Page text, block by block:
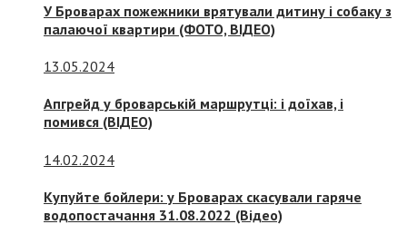
У Броварах пожежники врятували дитину і собаку з
палаючої квартири (ФОТО, ВІДЕО)
13.05.2024
Апгрейд у броварській маршрутці: і доїхав, і
помився (ВІДЕО)
14.02.2024
Купуйте бойлери: у Броварах скасували гаряче
водопостачання 31.08.2022 (Відео)